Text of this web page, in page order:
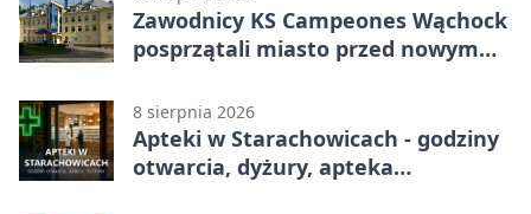
Zawodnicy KS Campeones Wąchock
posprzątali miasto przed nowym
8 sierpnia 2026
Apteki w Starachowicach - godziny
otwarcia, dyżury, apteka